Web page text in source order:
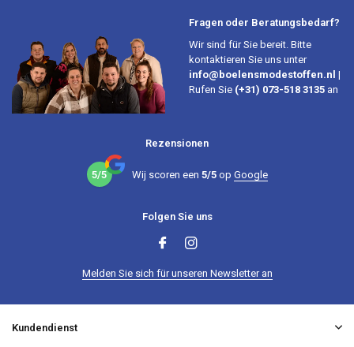
Fragen oder Beratungsbedarf?
Wir sind für Sie bereit. Bitte
kontaktieren Sie uns unter
info@boelensmodestoffen.nl |
Rufen Sie (+31) 073-518 3135 an
Rezensionen
5/5 Wij scoren een 5/5op Google
Folgen Sie uns
Melden Sie sich für unseren Newsletter an
Kundendienst